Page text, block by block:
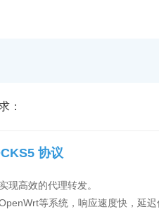
：
协议
实现高效的代理转发。
等系统，响应速度快，延